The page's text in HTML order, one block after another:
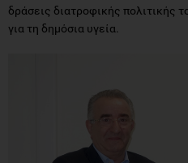
δράσεις διατροφικής πολιτικής
για τη δημόσια υγεία.